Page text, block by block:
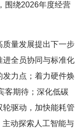
围绕2026年度经营
质量发展提出下一步
进全员协同与标准化
发力点；着力硬件焕
客期待；深化低碳
驱动，加快能耗管
动探索人工智能与